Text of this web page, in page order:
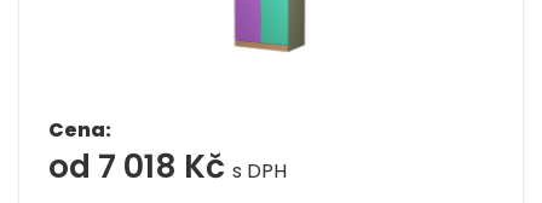
Cena:
od 7 018 Kč s DPH